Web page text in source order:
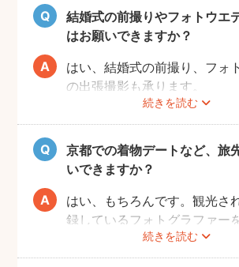
ロのフォトグラファーをじっ
で、お二人とも安心して撮影
ます。
結婚式の前撮りやフォトウエ
はお願いできますか？
続きを読む
はい、結婚式の前撮り、フォ
の出張撮影も承ります。
fotowaでは衣装レンタル・着
イクなどのオプションをご用
んので、お客様自身でご用意
京都での着物デートなど、旅
いできますか？
続きを読む
はい、もちろんです。観光さ
録しているフォトグラファー
旅行先でも撮影できます。
お好きな時間帯に撮影もでき